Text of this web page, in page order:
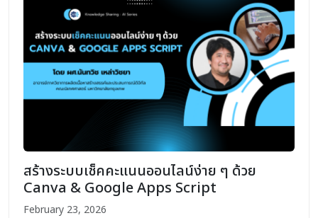
สร้างระบบเช็คคะแนนออนไลน์ง่าย ๆ ด้วย
Canva & Google Apps Script
February 23, 2026